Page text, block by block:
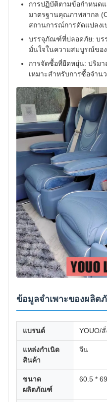
การปฏิบัติตามข้อกำหนด
มาตรฐานคุณภาพสากล
สถานการณ์การดัดแปลงเ
บรรจุภัณฑ์ที่ปลอดภัย: บร
มั่นใจในความสมบูรณ์ขอ
การจัดซื้อที่ยืดหยุ่น: ปริม
เหมาะสำหรับการซื้อจำน
ข้อมูลจำเพาะของผลิ
แบรนด์ YOUO/
แหล่งกำเนิด
สินค้า
จีน
ขนาด
ผลิตภัณฑ์
60.5 *